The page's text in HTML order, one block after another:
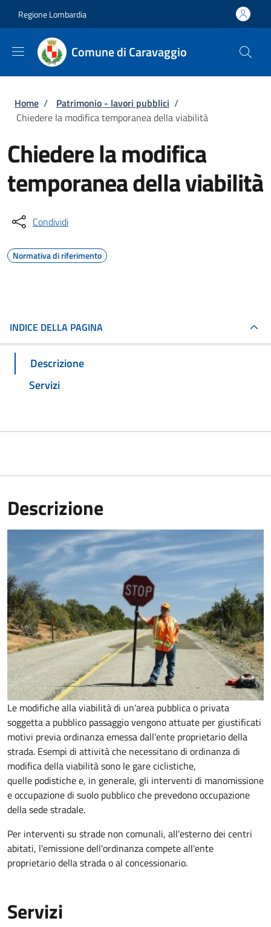
Regione Lombardia
Comune di Caravaggio
Briciole di pane
Home / Patrimonio - lavori pubblici /
Chiedere la modifica temporanea della viabilità
Chiedere la modifica
temporanea della viabilità
Condividi
Normativa di riferimento
INDICE DELLA PAGINA
Descrizione
Servizi
Descrizione
Le modifiche alla viabilità di un'area pubblica o privata
soggetta a pubblico passaggio vengono attuate per giustificati
motivi previa ordinanza emessa dall'ente proprietario della
strada. Esempi di attività che necessitano di ordinanza di
modifica della viabilità sono le gare ciclistiche,
quelle podistiche e, in generale, gli interventi di manomissione
e occupazione di suolo pubblico che prevedono occupazione
della sede stradale.
Per interventi su strade non comunali, all'esterno dei centri
abitati, l'emissione dell'ordinanza compete all'ente
proprietario della strada o al concessionario.
Servizi